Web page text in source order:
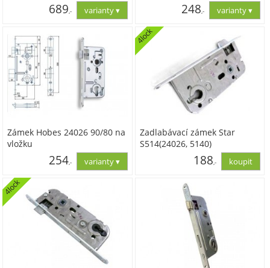
689,- 248,-
Zámek Hobes 24026 90/80 na
vložku
254,-
Zadlabávací zámek Star
S514(24026, 5140)
4lock
188,-
4lock